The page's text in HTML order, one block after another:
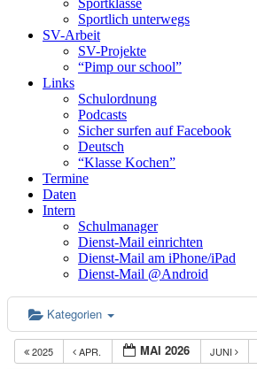
Sportklasse
Sportlich unterwegs
SV-Arbeit
SV-Projekte
“Pimp our school”
Links
Schulordnung
Podcasts
Sicher surfen auf Facebook
Deutsch
“Klasse Kochen”
Termine
Daten
Intern
Schulmanager
Dienst-Mail einrichten
Dienst-Mail am iPhone/iPad
Dienst-Mail @Android
Kategorien
2025 APR. MAI 2026 JUNI